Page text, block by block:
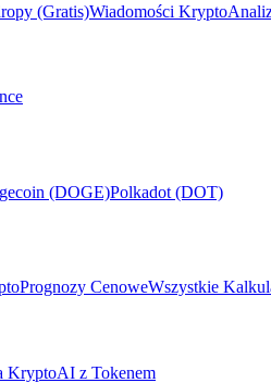
(Gratis)Wiadomości Krypto
(DOGE)Polkadot (DOT)
Prognozy CenoweWszystkie
KryptoAI z Tokenem